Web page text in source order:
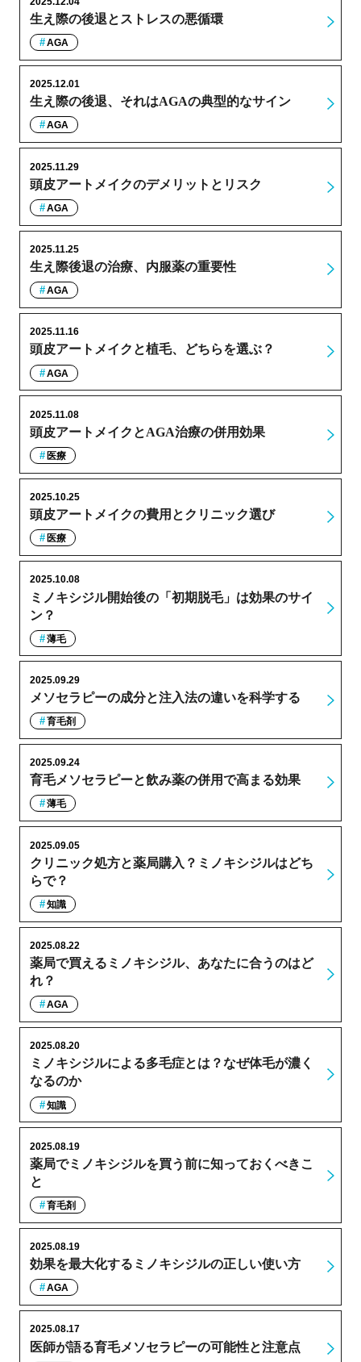
生え際の後退とストレスの悪循環
AGA
生え際の後退、それはAGAの典型的なサイン
2025.12.01
AGA
頭皮アートメイクのデメリットとリスク
2025.11.29
AGA
生え際後退の治療、内服薬の重要性
2025.11.25
AGA
頭皮アートメイクと植毛、どちらを選ぶ？
2025.11.16
AGA
頭皮アートメイクとAGA治療の併用効果
2025.11.08
医療
頭皮アートメイクの費用とクリニック選び
2025.10.25
医療
ミノキシジル開始後の「初期脱毛」は効果のサイ
ン？
2025.10.08
薄毛
メソセラピーの成分と注入法の違いを科学する
2025.09.29
育毛剤
育毛メソセラピーと飲み薬の併用で高まる効果
2025.09.24
薄毛
クリニック処方と薬局購入？ミノキシジルはどち
らで？
2025.09.05
知識
薬局で買えるミノキシジル、あなたに合うのはど
れ？
2025.08.22
AGA
ミノキシジルによる多毛症とは？なぜ体毛が濃く
なるのか
2025.08.20
知識
薬局でミノキシジルを買う前に知っておくべきこ
と
2025.08.19
育毛剤
効果を最大化するミノキシジルの正しい使い方
2025.08.19
AGA
医師が語る育毛メソセラピーの可能性と注意点
2025.08.17